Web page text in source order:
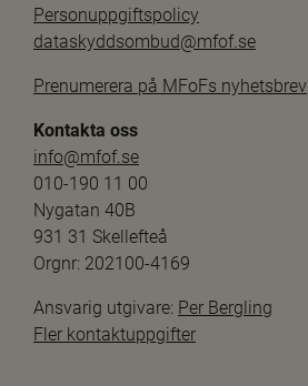
Personuppgiftspolicy
dataskyddsombud@mfof.se
Prenumerera på MFoFs nyhetsbrev
Kontakta oss
info@mfof.se
010-190 11 00
Nygatan 40B
931 31 Skellefteå
Orgnr: 202100-4169
Ansvarig utgivare: Per Bergling
Fler kontaktuppgifter